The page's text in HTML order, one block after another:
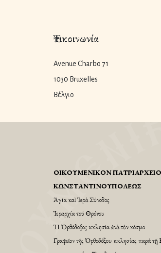
Ἐπικοινωνία
Avenue Charbo 71
1030 Bruxelles
Βέλγιο
ΟἸΚΟΥΜΕΝΙΚῸΝ
ΚΩΝΣΤΑΝΤΙΝΟΥΠΌΛΕΩΣ
Ἁγία καὶ Ἱερὰ Σύνοδος
Ἱεραρχία τοῦ Θρόνου
Ἡ Ὀρθόδοξος Ἐκκλησία ἀνὰ τὸν κόσμο
Γραφεῖον τῆς Ὀρθοδόξου Ἐκκλησίας παρὰ